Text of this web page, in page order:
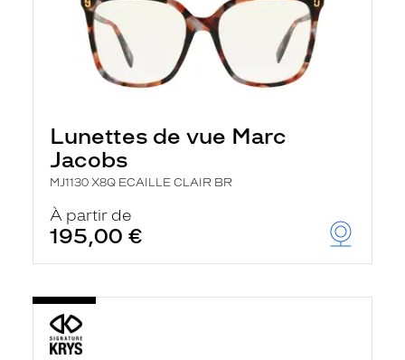
Lunettes de vue Marc
Jacobs
MJ1130 X8Q ECAILLE CLAIR BR
À partir de
195,00 €